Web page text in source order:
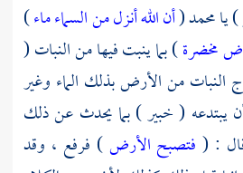
يامحمد(أن الله أنزل من السماء ماء)
مخضرة) بما ينبت فيها من النبات (
النبات من الأرض بذلك الماء وغير
يبتدعه ( خبير ) بما يحدث عن ذلك
: ( فتصبح الأرض) فرفع ، وقد